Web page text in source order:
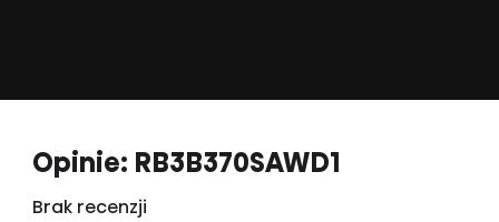
Opinie: RB3B370SAWD1
Brak recenzji